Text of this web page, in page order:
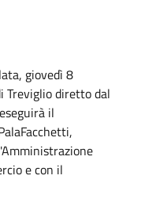
giovedì 8
Treviglio diretto dal
il
e con il